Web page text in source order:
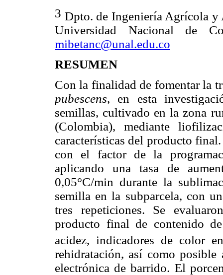
3 Dpto. de Ingeniería Agrícola y
Universidad Nacional de
mibetanc@unal.edu.co
RESUMEN
Con la finalidad de fomentar la
pubescens, en esta
semillas, cultivado en la zona
(Colombia), mediante
características del producto
con el factor de la
aplicando una tasa de
0,05°C/min durante la
semilla en la subparcela, con
tres repeticiones. Se
producto final de contenido
acidez, indicadores de color
rehidratación, así como
electrónica de barrido. El